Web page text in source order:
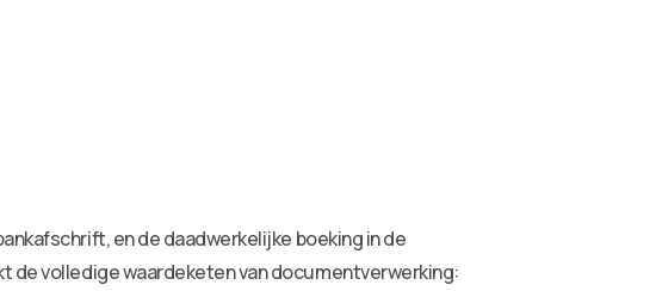
en de daadwerkelijke boeking in de
de volledige waardeketen van documentverwerking: